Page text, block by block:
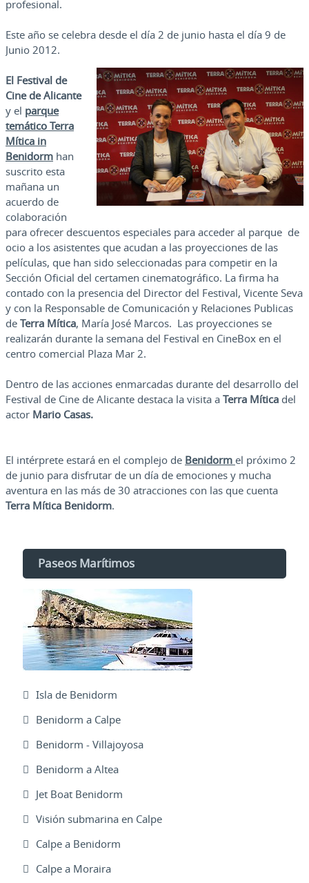
profesional.
Este año se celebra desde el día 2 de junio hasta el día 9 de
Junio 2012.
El Festival de
Cine de Alicante
y el parque
temático Terra
Mítica in
Benidorm han
suscrito esta
mañana un
acuerdo de
colaboración
para ofrecer descuentos especiales para acceder al parque de
ocio a los asistentes que acudan a las proyecciones de las
películas, que han sido seleccionadas para competir en la
Sección Oficial del certamen cinematográfico. La firma ha
contado con la presencia del Director del Festival, Vicente Seva
y con la Responsable de Comunicación y Relaciones Publicas
de Terra Mítica, María José Marcos. Las proyecciones se
realizarán durante la semana del Festival en CineBox en el
centro comercial Plaza Mar 2.
Dentro de las acciones enmarcadas durante del desarrollo del
Festival de Cine de Alicante destaca la visita a Terra Mítica del
actor Mario Casas.
El intérprete estará en el complejo de Benidorm el próximo 2
de junio para disfrutar de un día de emociones y mucha
aventura en las más de 30 atracciones con las que cuenta
Terra Mítica Benidorm.
Paseos Marítimos
Isla de Benidorm
Benidorm a Calpe
Benidorm - Villajoyosa
Benidorm a Altea
Jet Boat Benidorm
Visión submarina en Calpe
Calpe a Benidorm
Calpe a Moraira